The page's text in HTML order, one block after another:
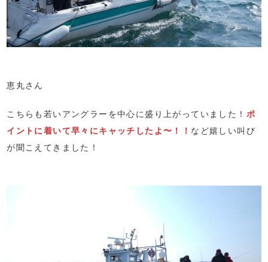
恵丸さん
こちらも若いアングラーを中心に盛り上がっていました！ ポ
イントに着いて早々にキャッチしたよ〜！！ など嬉しい叫び
が聞こえてきました！